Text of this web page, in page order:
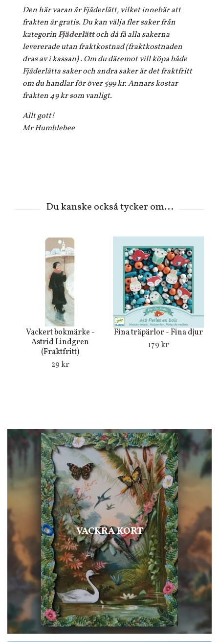
VACKRA KORT
Den här varan är Fjäderlätt, vilket innebär att
frakten är gratis. Du kan välja fler saker från
kategorinFjäderlättoch då få alla sakerna
levererade utan fraktkostnad (fraktkostnaden
dras av i kassan) . Om du däremot vill köpa både
Fjäderlätta saker och andra saker är det fraktfritt
om du handlar för över 599 kr. Annars kostar
frakten 49 kr som vanligt.
Allt gott!
Mr Humblebee
Vackert bokmärke -
Astrid Lindgren
(Fraktfritt)
29 kr
Fina träpärlor - Fina djur
179 kr